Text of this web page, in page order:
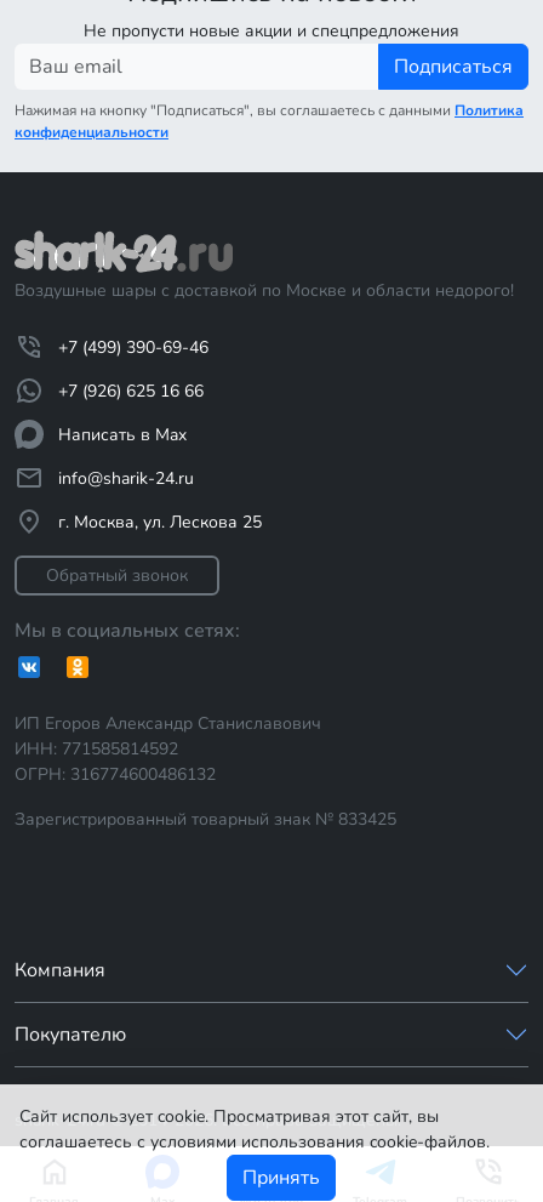
Не пропусти новые акции и спецпредложения
Подписаться
Нажимая на кнопку "Подписаться", вы соглашаетесь с данными Политика
конфиденциальности
Воздушные шары с доставкой по Москве и области недорого!
+7 (499) 390-69-46
+7 (926) 625 16 66
Написать в Max
info@sharik-24.ru
г. Москва, ул. Лескова 25
Обратный звонок
Мы в социальных сетях:
ИП Егоров Александр Станиславович
ИНН: 771585814592
ОГРН: 316774600486132
Зарегистрированный товарный знак № 833425
Компания
Покупателю
sharik-24.ru © 2014-2026. Все права защищены.
Сайт использует cookie. Просматривая этот сайт, вы
соглашаетесь с условиями использования cookie-файлов.
Принять